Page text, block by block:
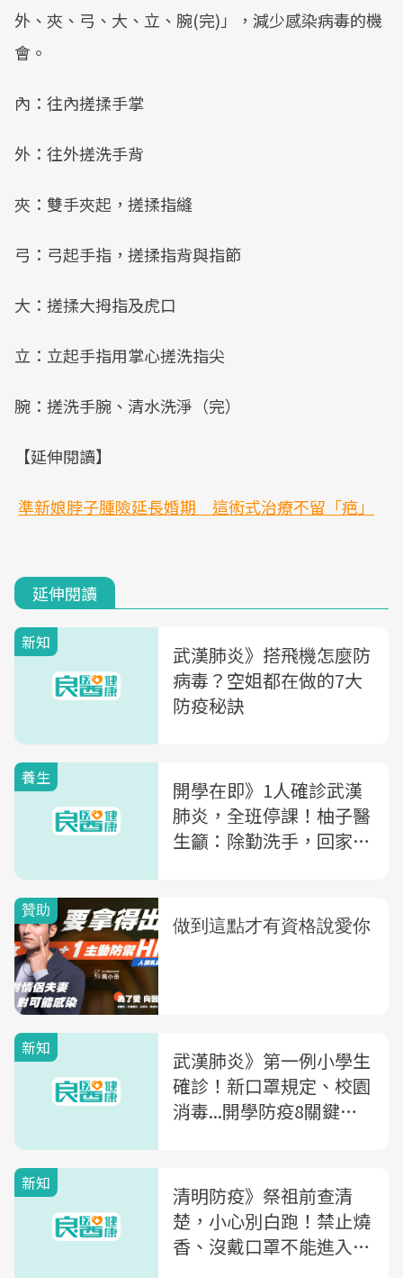
外、夾、弓、大、立、腕(完)」，減少感染病毒的機
會。
內：往內搓揉手掌
外：往外搓洗手背
夾：雙手夾起，搓揉指縫
弓：弓起手指，搓揉指背與指節
大：搓揉大拇指及虎口
立：立起手指用掌心搓洗指尖
腕：搓洗手腕、清水洗淨（完）
【延伸閱讀】
準新娘脖子腫險延長婚期 這術式治療不留「疤」
延伸閱讀
新知
武漢肺炎》搭飛機怎麼防
病毒？空姐都在做的7大
防疫秘訣
養生
開學在即》1人確診武漢
肺炎，全班停課！柚子醫
生籲：除勤洗手，回家馬
新知
武漢肺炎》第一例小學生
確診！新口罩規定、校園
消毒...開學防疫8關鍵一
新知
清明防疫》祭祖前查清
楚，小心別白跑！禁止燒
香、沒戴口罩不能進入...